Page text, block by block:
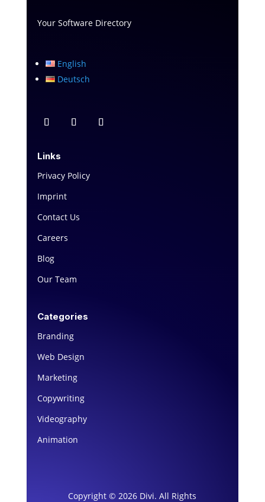
Your Software Directory
English
Deutsch
Links
Privacy Policy
Imprint
Contact Us
Careers
Blog
Our Team
Categories
Branding
Web Design
Marketing
Copywriting
Videography
Animation
Copyright © 2026 Divi. All Rights